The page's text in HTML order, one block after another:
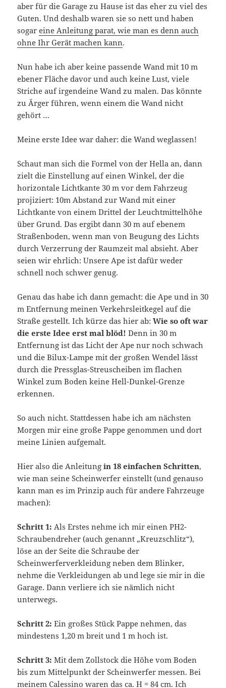
aber für die Garage zu Hause ist das eher zu viel des
Guten. Und deshalb waren sie so nett und haben
sogareine Anleitung parat, wie man es denn auch
ohne Ihr Gerät machen kann.
Nun habe ich aber keine passende Wand mit 10 m
ebener Fläche davor und auch keine Lust, viele
Striche auf irgendeine Wand zu malen. Das könnte
zu Ärger führen, wenn einem die Wand nicht
gehört …
Meine erste Idee war daher: die Wand weglassen!
Schaut man sich die Formel von der Hella an, dann
zielt die Einstellung auf einen Winkel, der die
horizontale Lichtkante 30 m vor dem Fahrzeug
projiziert: 10m Abstand zur Wand mit einer
Lichtkante von einem Drittel der Leuchtmittelhöhe
über Grund. Das ergibt dann 30 m auf ebenem
Straßenboden, wenn man von Beugung des Lichts
durch Verzerrung der Raumzeit mal absieht. Aber
seien wir ehrlich: Unsere Ape ist dafür weder
schnell noch schwer genug.
Genau das habe ich dann gemacht: die Ape und in 30
m Entfernung meinen Verkehrsleitkegel auf die
Straße gestellt. Ich kürze das hier ab:Wie so oft war
die erste Idee erst mal blöd! Denn in 30 m
Entfernung ist das Licht der Ape nur noch schwach
und die Bilux-Lampe mit der großen Wendel lässt
durch die Pressglas-Streuscheiben im flachen
Winkel zum Boden keine Hell-Dunkel-Grenze
erkennen.
So auch nicht. Stattdessen habe ich am nächsten
Morgen mir eine große Pappe genommen und dort
meine Linien aufgemalt.
Hier also die Anleitungin 18 einfachen Schritten,
wie man seine Scheinwerfer einstellt (und genauso
kann man es im Prinzip auch für andere Fahrzeuge
machen):
Schritt 1: Als Erstes nehme ich mir einen PH2-
Schraubendreher (auch genannt „Kreuzschlitz“),
löse an der Seite die Schraube der
Scheinwerferverkleidung neben dem Blinker,
nehme die Verkleidungen ab und lege sie mir in die
Garage. Dann verliere ich sie nämlich nicht
unterwegs.
Schritt 2:Ein großes Stück Pappe nehmen, das
mindestens 1,20 m breit und 1 m hoch ist.
Schritt 3:Mit dem Zollstock die Höhe vom Boden
bis zum Mittelpunkt der Scheinwerfer messen. Bei
meinem Calessino waren das ca. H = 84 cm. Ich